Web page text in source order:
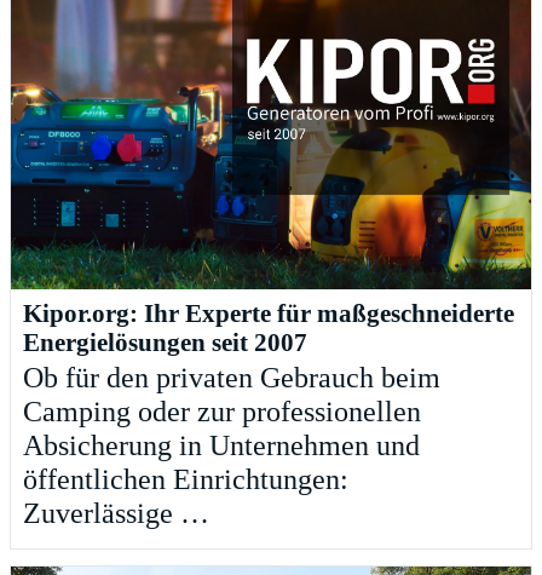
Kipor.org: Ihr Experte für maßgeschneiderte
Energielösungen seit 2007
Ob für den privaten Gebrauch beim
Camping oder zur professionellen
Absicherung in Unternehmen und
öffentlichen Einrichtungen:
Zuverlässige …